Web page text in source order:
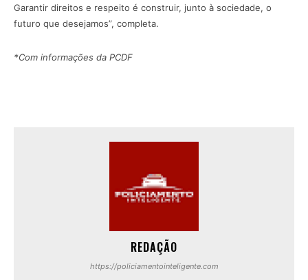
Garantir direitos e respeito é construir, junto à sociedade, o
futuro que desejamos”, completa.
*Com informações da PCDF
REDAÇÃO
https://policiamentointeligente.com